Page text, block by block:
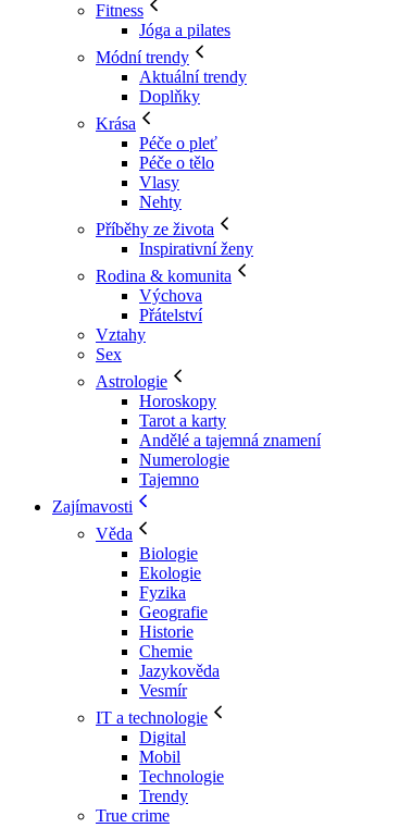
Fitness
Jóga a pilates
Módní trendy
Aktuální trendy
Doplňky
Krása
Péče o pleť
Péče o tělo
Vlasy
Nehty
Příběhy ze života
Inspirativní ženy
Rodina & komunita
Výchova
Přátelství
Vztahy
Sex
Astrologie
Horoskopy
Tarot a karty
Andělé a tajemná znamení
Numerologie
Tajemno
Zajímavosti
Věda
Biologie
Ekologie
Fyzika
Geografie
Historie
Chemie
Jazykověda
Vesmír
IT a technologie
Digital
Mobil
Technologie
Trendy
True crime